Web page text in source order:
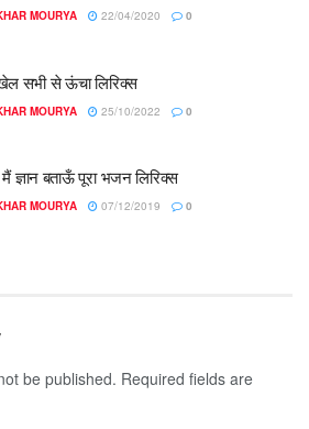
MOURYA 22/04/2020 0
सभी से ऊंचा लिरिक्स
MOURYA 25/10/2022 0
ज्ञान बताऊँ पूरा भजन लिरिक्स
MOURYA 07/12/2019 0
be published. Required fields are